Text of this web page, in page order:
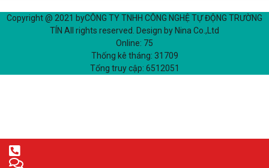
Copyright @ 2021 byCÔNG TY TNHH CÔNG NGHỆ TỰ ĐỘNG TRƯỜNG
TÍN All rights reserved. Design by Nina Co.,Ltd
Online: 75
Thống kê tháng: 31709
Tổng truy cập: 6512051